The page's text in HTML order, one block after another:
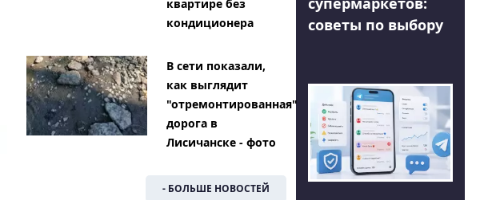
квартире без
кондиционера
В сети показали,
как выглядит
"отремонтированная"
дорога в
Лисичанске - фото
- БОЛЬШЕ НОВОСТЕЙ
советы по выбору